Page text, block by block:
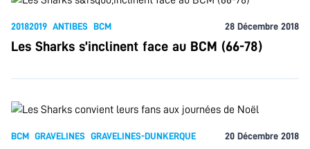
20182019 ANTIBES BCM 28 Décembre 2018
Les Sharks s’inclinent face au BCM (66-78)
BCM GRAVELINES GRAVELINES-DUNKERQUE 20 Décembre 2018